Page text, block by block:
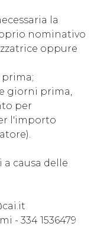
la
nominativo
oppure
prima;
giorni prima,
per
l'importo
causa delle
- 334 1536479